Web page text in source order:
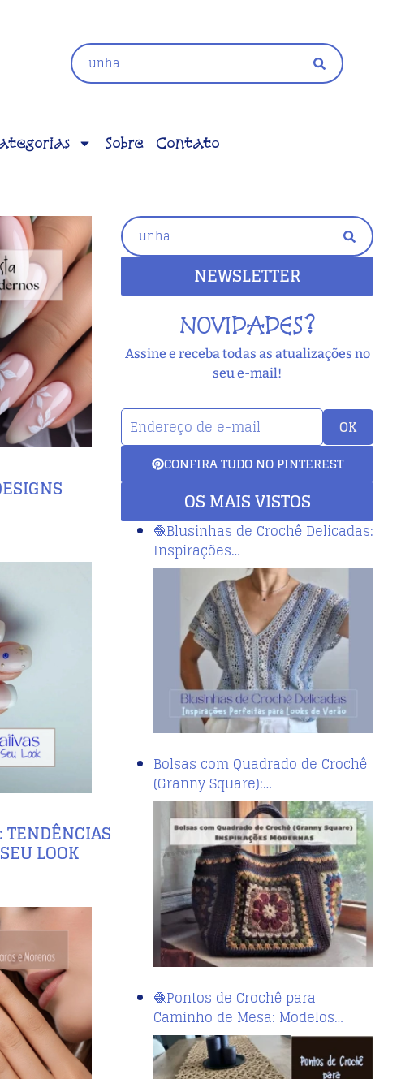
Sobre Contato
TENDÊNCIAS
LOOK
NEWSLETTER
NOVIDADES?
Assine e receba todas as atualizações no
seu e-mail!
OK
CONFIRA TUDO NO PINTEREST
OS MAIS VISTOS
🧶Blusinhas de Crochê Delicadas:
Inspirações…
Bolsas com Quadrado de Crochê
(Granny Square):…
🧶Pontos de Crochê para
Caminho de Mesa: Modelos…